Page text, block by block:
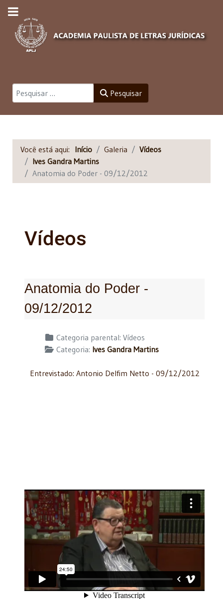
Pesquisar Pesquisar
Você está aqui: Início Galeria
Vídeos
Ives Gandra Martins
Anatomia do Poder - 09/12/2012
Vídeos
Anatomia do Poder -
09/12/2012
Detalhes Categoria parental: Vídeos
Categoria: Ives Gandra Martins
Entrevistado: Antonio Delfim Netto - 09/12/2012